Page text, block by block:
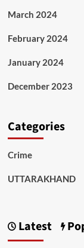
March 2024
February 2024
January 2024
December 2023
Categories
Crime
UTTARAKHAND
Latest